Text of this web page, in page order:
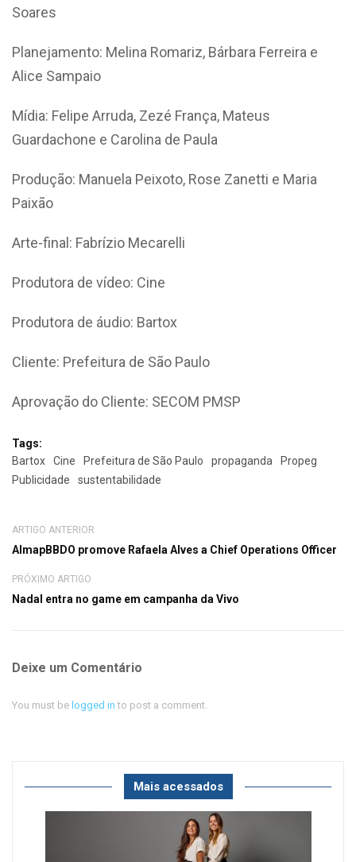
Soares
Planejamento: Melina Romariz, Bárbara Ferreira e
Alice Sampaio
Mídia: Felipe Arruda, Zezé França, Mateus
Guardachone e Carolina de Paula
Produção: Manuela Peixoto, Rose Zanetti e Maria
Paixão
Arte-final: Fabrízio Mecarelli
Produtora de vídeo: Cine
Produtora de áudio: Bartox
Cliente: Prefeitura de São Paulo
Aprovação do Cliente: SECOM PMSP
Tags:
Bartox
Cine Prefeitura de São Paulo propaganda
Propeg
Publicidade
sustentabilidade
ARTIGO ANTERIOR
AlmapBBDO promove Rafaela Alves a Chief Operations Officer
PRÓXIMO ARTIGO
Nadal entra no game em campanha da Vivo
Deixe um Comentário
You must be logged in to post a comment.
Mais acessados